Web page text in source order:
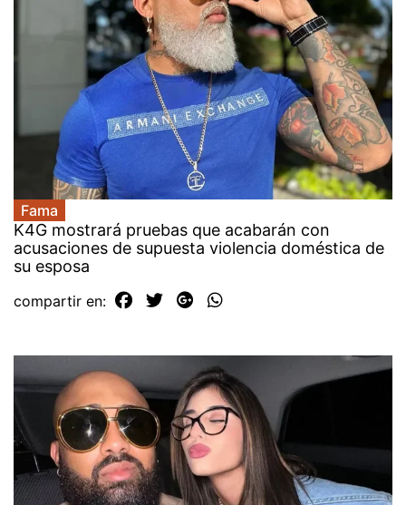
Fama
K4G mostrará pruebas que acabarán con
acusaciones de supuesta violencia doméstica de
su esposa
compartir en: